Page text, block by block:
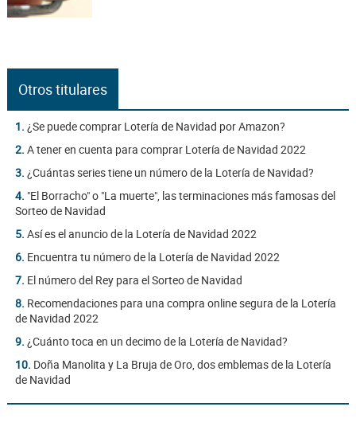
Otros titulares
1. ¿Se puede comprar Lotería de Navidad por Amazon?
2. A tener en cuenta para comprar Lotería de Navidad 2022
3. ¿Cuántas series tiene un número de la Lotería de Navidad?
4. "El Borracho" o "La muerte", las terminaciones más famosas del
Sorteo de Navidad
5. Así es el anuncio de la Lotería de Navidad 2022
6. Encuentra tu número de la Lotería de Navidad 2022
7. El número del Rey para el Sorteo de Navidad
8. Recomendaciones para una compra online segura de la Lotería
de Navidad 2022
9. ¿Cuánto toca en un decimo de la Lotería de Navidad?
10. Doña Manolita y La Bruja de Oro, dos emblemas de la Lotería
de Navidad